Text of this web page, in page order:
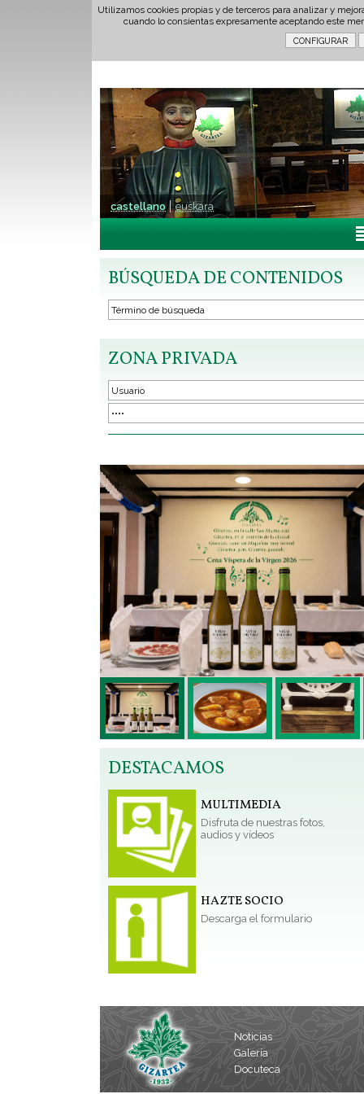
Utilizamos cookies propias y de terceros para analizar y
cuando lo consientas expresamente aceptando este
castellano euskara
BÚSQUEDA DE CONTENIDOS
ZONA PRIVADA
DESTACAMOS
MULTIMEDIA
Disfruta de nuestras fotos,
audios y vídeos
HAZTE SOCIO
Descarga el formulario
Noticias
Galería
Docuteca